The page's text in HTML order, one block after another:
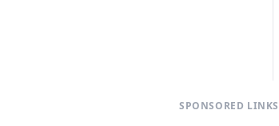
SPONSORED LINKS